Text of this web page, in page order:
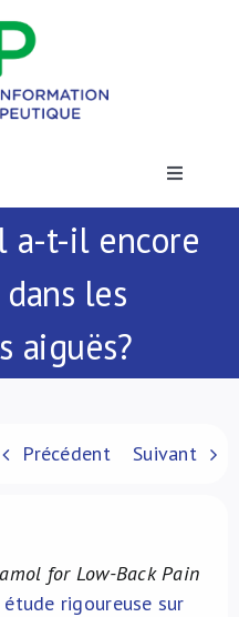
Toggle
a-t-il encore
les
aiguës?
Précédent Suivant
for Low-Back Pain
étude rigoureuse sur